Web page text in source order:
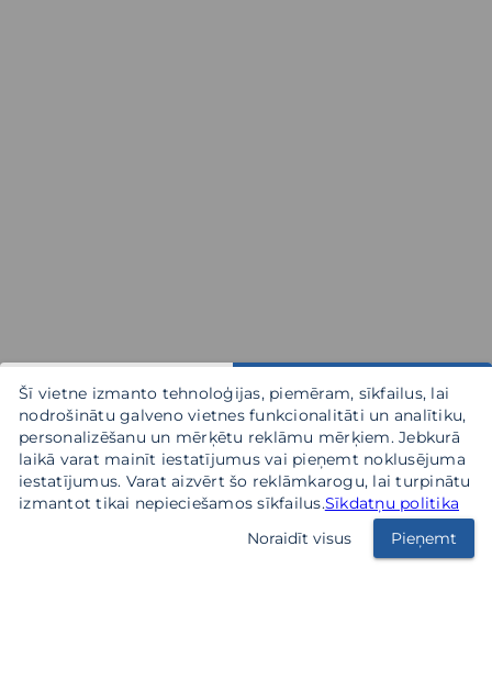
Šī vietne izmanto tehnoloģijas, piemēram, sīkfailus, lai
nodrošinātu galveno vietnes funkcionalitāti un analītiku,
personalizēšanu un mērķētu reklāmu mērķiem. Jebkurā
laikā varat mainīt iestatījumus vai pieņemt noklusējuma
iestatījumus. Varat aizvērt šo reklāmkarogu, lai turpinātu
izmantot tikai nepieciešamos sīkfailus.Sīkdatņu politika
Noraidīt visus
Pieņemt